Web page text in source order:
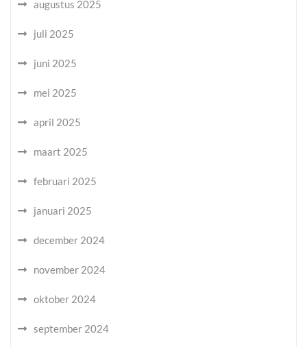
augustus 2025
juli 2025
juni 2025
mei 2025
april 2025
maart 2025
februari 2025
januari 2025
december 2024
november 2024
oktober 2024
september 2024